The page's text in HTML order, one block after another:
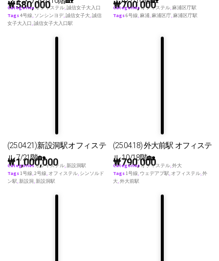
₩580,000
Categoriesオフィステル,誠信女子大入口
Tags4号線, ソンシンヨデ,誠信女子大,誠信
女子大入口,誠信女子大入口駅
₩700,000
Categoriesオフィステル, 麻浦区庁駅
Tags6号線, 麻浦, 麻浦区庁, 麻浦区庁駅
(25.04.21)新設洞駅オフィステ
ル 7/21階🏡
₩1,000,000
Categoriesオフィステル,新設洞駅
Tags1号線,2号線, オフィステル, シンソルド
ン駅,新設洞,新設洞駅
(25.04.18) 外大前駅 オフィステ
ル 10/18階🏡
₩790,000
Categoriesオフィステル,外大
Tags1号線, ウェデアプ駅, オフィステル,外
大,外大前駅